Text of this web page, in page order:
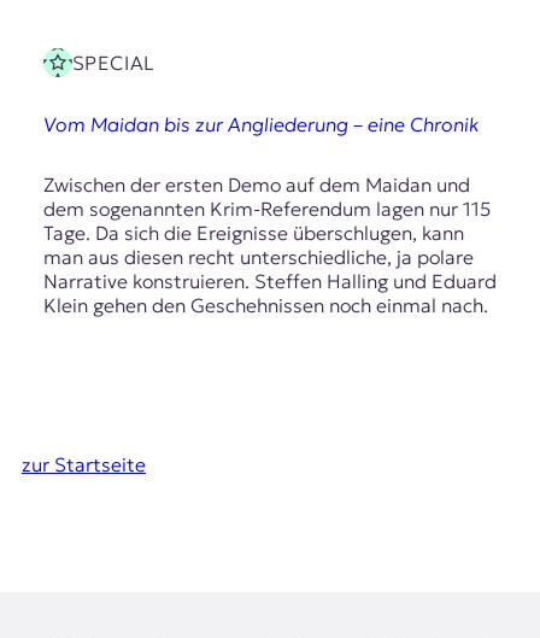
SPECIAL
Vom Maidan bis zur Angliederung – eine Chronik
Zwischen der ersten Demo auf dem Maidan und
dem sogenannten Krim-Referendum lagen nur 115
Tage. Da sich die Ereignisse überschlugen, kann
man aus diesen recht unterschiedliche, ja polare
Narrative konstruieren. Steffen Halling und Eduard
Klein gehen den Geschehnissen noch einmal nach.
zur Startseite